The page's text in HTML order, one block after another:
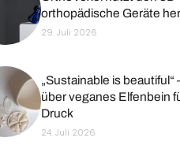
orthopädische Geräte
29. Juli 2026
„Sustainable is beautiful“
über veganes Elfenbein
Druck
24. Juli 2026